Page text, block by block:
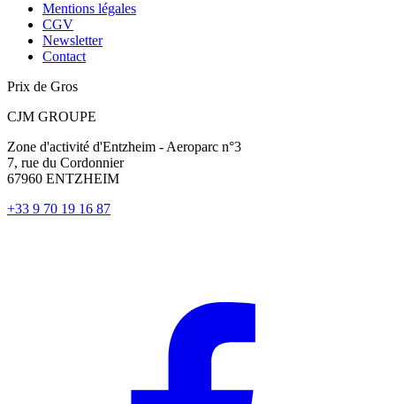
Mentions légales
CGV
Newsletter
Contact
Prix de Gros
CJM GROUPE
Zone d'activité d'Entzheim - Aeroparc n°3
7, rue du Cordonnier
67960 ENTZHEIM
+33 9 70 19 16 87